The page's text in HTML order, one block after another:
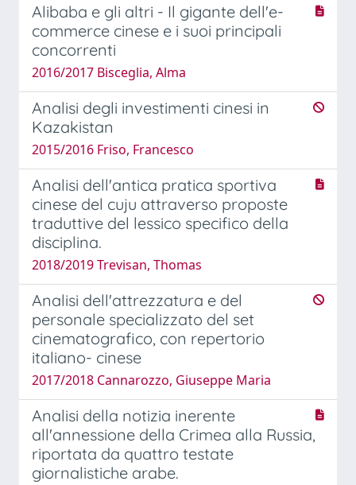
Alibaba e gli altri - Il gigante dell'e-
commerce cinese e i suoi principali
concorrenti
2016/2017 Bisceglia, Alma
Analisi degli investimenti cinesi in
Kazakistan
2015/2016 Friso, Francesco
Analisi dell'antica pratica sportiva
cinese del cuju attraverso proposte
traduttive del lessico specifico della
disciplina.
2018/2019 Trevisan, Thomas
Analisi dell'attrezzatura e del
personale specializzato del set
cinematografico, con repertorio
italiano- cinese
2017/2018 Cannarozzo, Giuseppe Maria
Analisi della notizia inerente
all'annessione della Crimea alla Russia,
riportata da quattro testate
giornalistiche arabe.